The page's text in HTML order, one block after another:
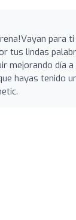
para
tus lindas
mejorando día a
hayas tenido